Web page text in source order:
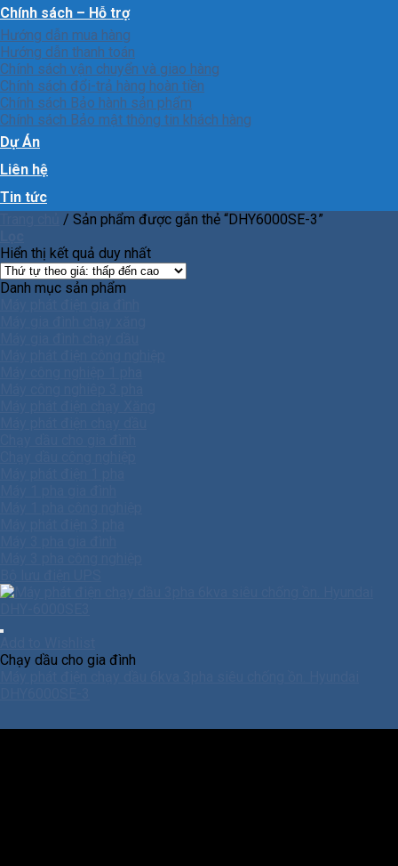
Chính sách – Hỗ trợ
Hướng dẫn mua hàng
Hướng dẫn thanh toán
Chính sách vận chuyển và giao hàng
Chính sách đổi-trả hàng hoàn tiền
Chính sách Bảo hành sản phẩm
Chính sách Bảo mật thông tin khách hàng
Dự Án
Liên hệ
Tin tức
/ Sản phẩm được gắn thẻ “DHY6000SE-3”
Hiển thị kết quả duy nhất
Danh mục sản phẩm
Chạy dầu cho gia đình